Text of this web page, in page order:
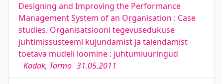
Designing and Improving the Performance
Management System of an Organisation : Case
studies. Organisatsiooni tegevusedukuse
juhtimissüsteemi kujundamist ja täiendamist
toetava mudeli loomine : juhtumiuuringud
Kadak, Tarmo 31.05.2011